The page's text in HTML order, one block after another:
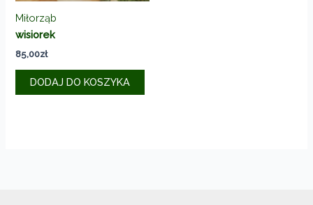
Miłorząb
wisiorek
85,00zł
DODAJ DO KOSZYKA